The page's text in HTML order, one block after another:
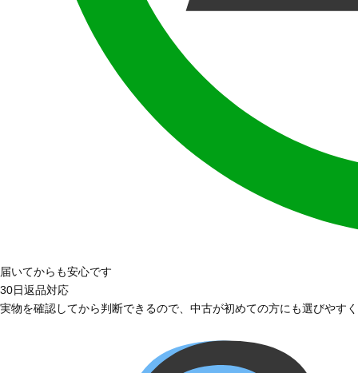
届いてからも安心です
30日返品対応
実物を確認してから判断できるので、中古が初めての方にも選びやす